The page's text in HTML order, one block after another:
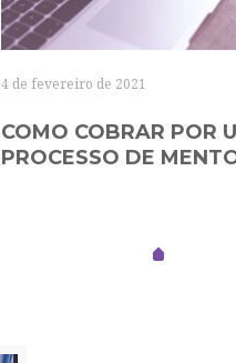
4 de fevereiro de 2021
COMO COBRAR POR
PROCESSO DE